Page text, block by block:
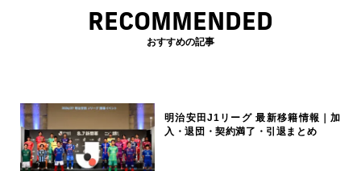
RECOMMENDED
おすすめの記事
明治安田J1リーグ 最新移籍情報｜加
入・退団・契約満了・引退まとめ